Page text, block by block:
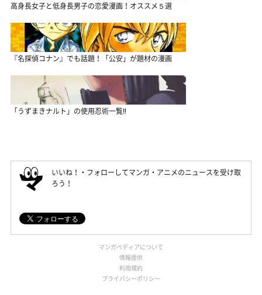
高身長女子と低身長男子の恋愛漫画！オススメ５選
『名探偵コナン』でも話題！「公安」が題材の漫画
「うずまきナルト」の使用忍術一覧‼
いいね！・フォローしてマンガ・アニメのニュースを受け取
ろう！
マンガペディアについて
情報提供
利用規約
プライバシーポリシー